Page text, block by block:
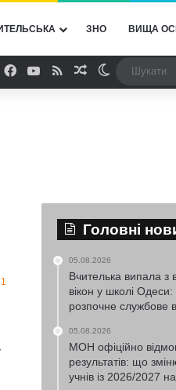
ЗНО ВИЩА
Facebook
YouTube
RSSВипадковаSwitch skin
Головні
05.08.2026
Вчителька випала з
вікон у школі
розпочне службове
05.08.2026
МОН офіційно
результатів: що
учнів із 2026/2027